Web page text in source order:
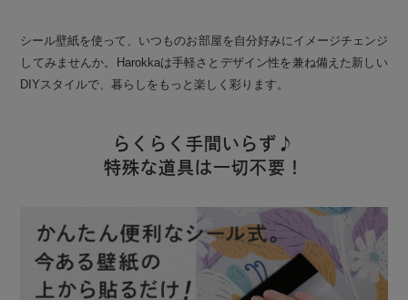
シール壁紙を使って、いつものお部屋を自分好みにイメージチェンジ
してみませんか。Harokkaは手軽さとデザイン性を兼ね備えた新しい
DIYスタイルで、暮らしをもっと楽しく彩ります。
らくらく手間いらず♪
特殊な道具は一切不要！